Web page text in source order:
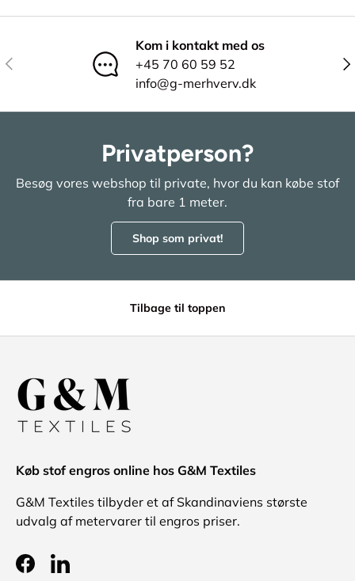
Tidligere
Kom i kontakt med os
+45 70 60 59 52
info@g-merhverv.dk
Privatperson?
Besøg vores webshop til private, hvor du kan købe stof
fra bare 1 meter.
Shop som privat!
Tilbage til toppen
Køb stof engros online hos G&M Textiles
G&M Textiles tilbyder et af Skandinaviens største
udvalg af metervarer til engros priser.
FacebookLinkedIn